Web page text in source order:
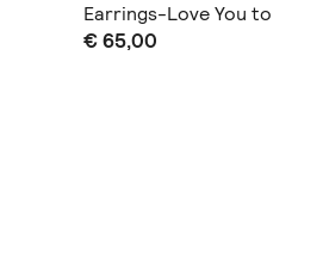
Earrings-Love You to
Death Collection
€ 65,00